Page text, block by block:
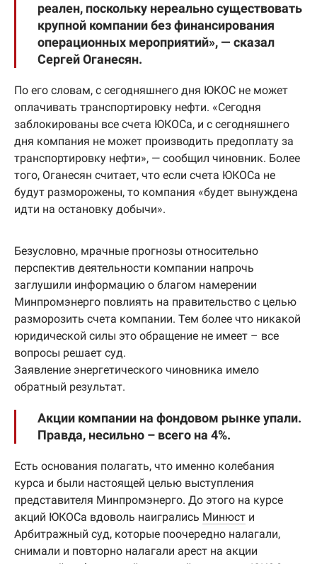
реален, поскольку нереально существовать
крупной компании без финансирования
операционных мероприятий», — сказал
Сергей Оганесян.
По его словам, с сегодняшнего дня ЮКОС не может
оплачивать транспортировку нефти. «Сегодня
заблокированы все счета ЮКОСа, и с сегодняшнего
дня компания не может производить предоплату за
транспортировку нефти», — сообщил чиновник. Более
того, Оганесян считает, что если счета ЮКОСа не
будут разморожены, то компания «будет вынуждена
идти на остановку добычи».
Безусловно, мрачные прогнозы относительно
перспектив деятельности компании напрочь
заглушили информацию о благом намерении
Минпромэнерго повлиять на правительство с целью
разморозить счета компании. Тем более что никакой
юридической силы это обращение не имеет – все
вопросы решает суд.
Заявление энергетического чиновника имело
обратный результат.
Акции компании на фондовом рынке упали.
Правда, несильно – всего на 4%.
Есть основания полагать, что именно колебания
курса и были настоящей целью выступления
представителя Минпромэнерго. До этого на курсе
акций ЮКОСа вдоволь наигрались Минюст и
Арбитражный суд, которые поочередно налагали,
снимали и повторно налагали арест на акции